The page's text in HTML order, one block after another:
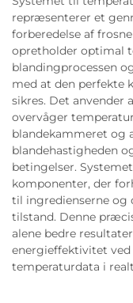
repræsenterer et
forberedelse af
opretholder optimal
blandingprocessen
med at den perfekte
sikres. Det anvender
overvåger
blandekammeret og
blandehastigheden
betingelser.
komponenter, der
til ingredienserne og
tilstand. Denne
alene bedre
energieffektivitet
temperaturdata i